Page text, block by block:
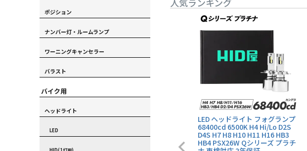
ポジション
ナンバー灯・ルームランプ
ワーニングキャンセラー
バラスト
バイク用
ヘッドライト
LED
LED ヘッドライト フォグランプ
68400cd 6500K H4 Hi/Lo D2S
D4S H7 H8 H10 H11 H16 HB3
HB4 PSX26W Qシリーズ プラチ